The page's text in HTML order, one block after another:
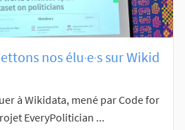
nos élu‧e‧s sur Wikid
à Wikidata, mené par Code for
EveryPolitician ...